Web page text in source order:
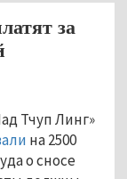
за
Тчуп Линг»
на 2500
о сносе